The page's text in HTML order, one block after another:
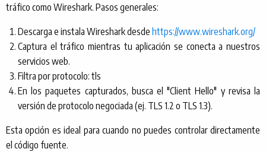
tráfico como Wireshark. Pasos generales:
Descarga e instala Wireshark desde https://www.wireshark.org/
Captura el tráfico mientras tu aplicación se conecta a nuestros
servicios web.
Filtra por protocolo: tls
En los paquetes capturados, busca el "Client Hello" y revisa la
versión de protocolo negociada (ej. TLS 1.2 o TLS 1.3).
Esta opción es ideal para cuando no puedes controlar directamente
el código fuente.